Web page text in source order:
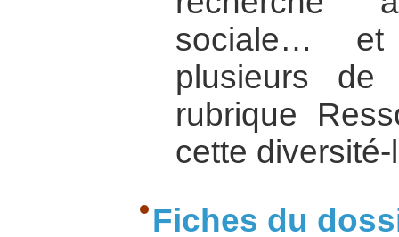
sociale…
plusieurs
rubrique
cette diversité-
Fiches du